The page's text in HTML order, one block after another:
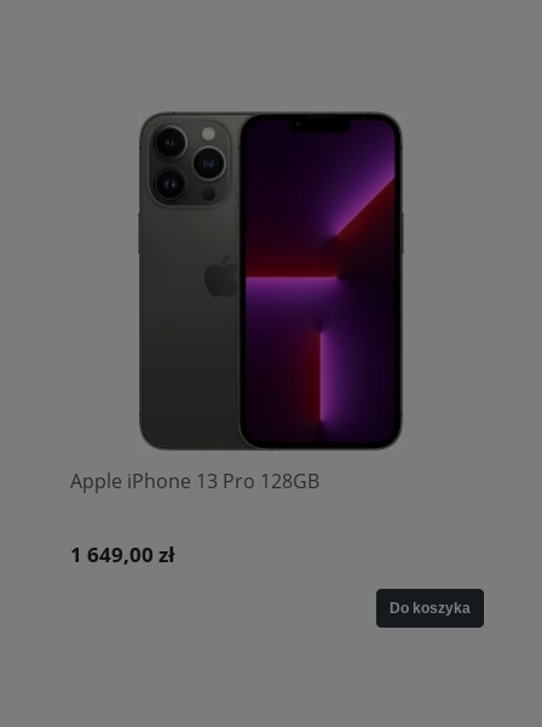
Apple iPhone 13 Pro 128GB
1 649,00 zł
Do koszyka